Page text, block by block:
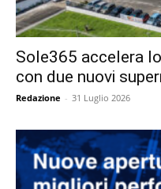
Sole365 accelera
con due nuovi
Redazione - 31 Luglio 2026